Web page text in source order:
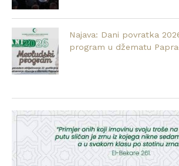
Najava: Dani povratka
program u džematu